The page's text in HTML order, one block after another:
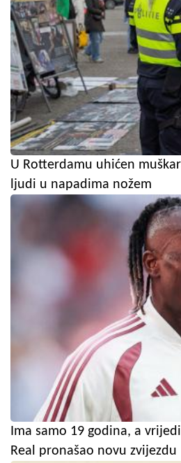
U Rotterdamu uhićen
ljudi u napadima nožem
Ima samo 19 godina, a
Real pronašao novu zvijezdu